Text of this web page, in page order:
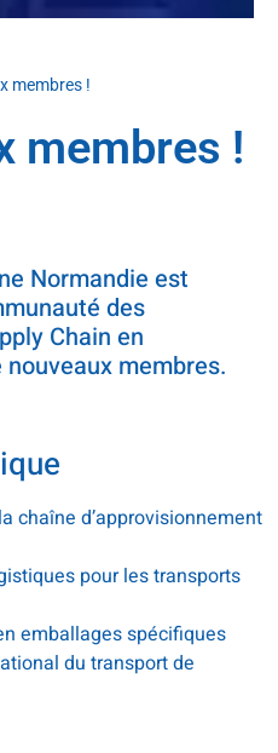
membres !
membres !
Normandie est
des
Chain en
membres.
chaîne d’approvisionnement
pour les transports
emballages spécifiques
du transport de